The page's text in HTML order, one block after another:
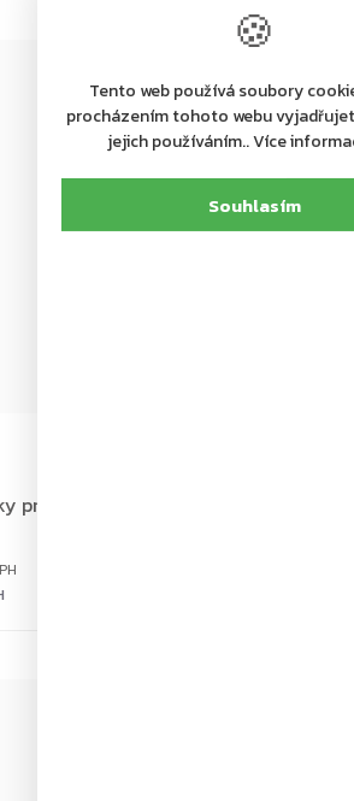
🍪
Tento web používá soubory
procházením tohoto webu
jejich používáním.. Více
Souhlasím
pro podlahové zavírače